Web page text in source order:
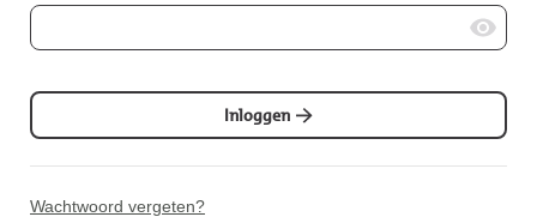
Inloggen
Wachtwoord vergeten?